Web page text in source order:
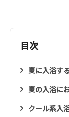
目次
夏に入浴す
夏の入浴に
クール系入